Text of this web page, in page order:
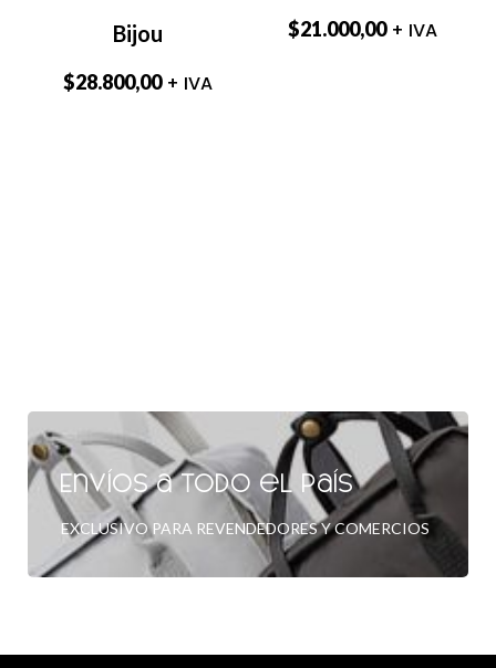
Bijou
$28.800,00 + IVA
$21.000,00 + IVA
Envíos a todo el país
EXCLUSIVO PARA REVENDEDORES Y COMERCIOS